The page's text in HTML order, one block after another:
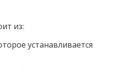
из:
устанавливается